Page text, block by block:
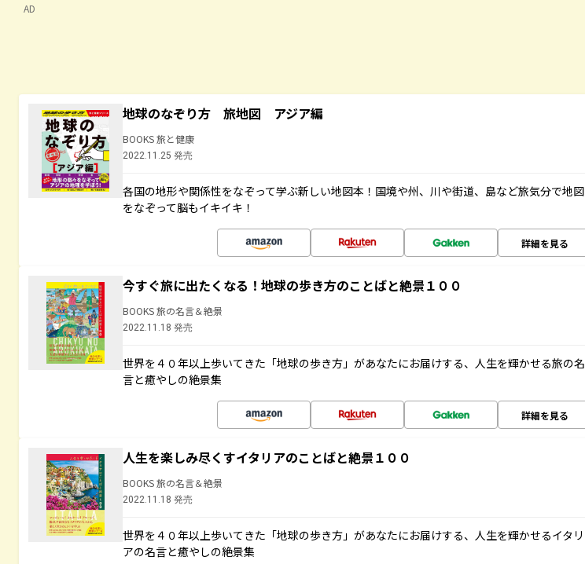
AD
地球のなぞり方 旅地図 アジア編
BOOKS 旅と健康
2022.11.25 発売
各国の地形や関係性をなぞって学ぶ新しい地図本！国境や州、川や街道、島など旅気分で地図
をなぞって脳もイキイキ！
詳細を見る
今すぐ旅に出たくなる！地球の歩き方のことばと絶景１００
BOOKS 旅の名言＆絶景
2022.11.18 発売
世界を４０年以上歩いてきた「地球の歩き方」があなたにお届けする、人生を輝かせる旅の名
言と癒やしの絶景集
詳細を見る
人生を楽しみ尽くすイタリアのことばと絶景１００
BOOKS 旅の名言＆絶景
2022.11.18 発売
世界を４０年以上歩いてきた「地球の歩き方」があなたにお届けする、人生を輝かせるイタリ
アの名言と癒やしの絶景集